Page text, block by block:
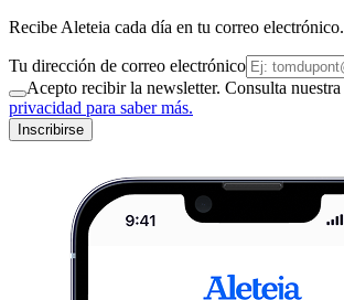
Recibe Aleteia cada día en tu correo electrónico.
Tu dirección de correo electrónico
Acepto recibir la newsletter. Consulta nuestra
privacidad para saber más.
Inscribirse